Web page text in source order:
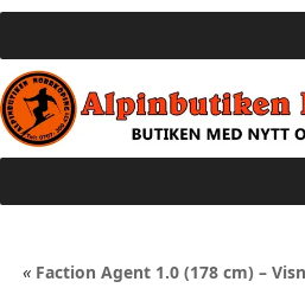
«Faction Agent 1.0 (178 cm) –